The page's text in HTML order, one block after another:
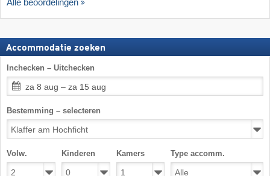
Alle beoordelingen
Accommodatie zoeken
Inchecken – Uitchecken
za 8 aug – za 15 aug
Bestemming – selecteren
Volw. Kinderen Kamers Type accomm.